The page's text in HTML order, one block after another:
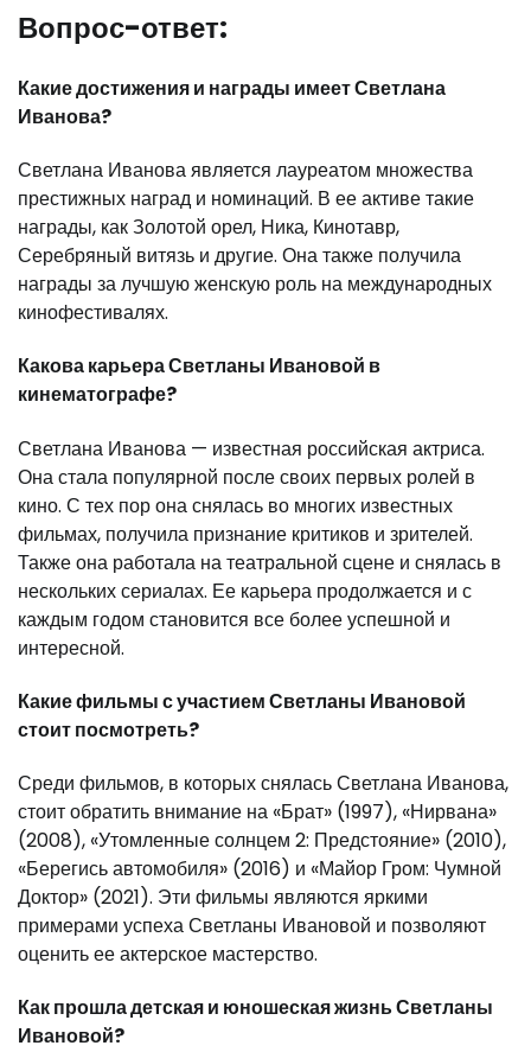
Вопрос-ответ:
Какие достижения и награды имеет Светлана
Иванова?
Светлана Иванова является лауреатом множества
престижных наград и номинаций. В ее активе такие
награды, как Золотой орел, Ника, Кинотавр,
Серебряный витязь и другие. Она также получила
награды за лучшую женскую роль на международных
кинофестивалях.
Какова карьера Светланы Ивановой в
кинематографе?
Светлана Иванова — известная российская актриса.
Она стала популярной после своих первых ролей в
кино. С тех пор она снялась во многих известных
фильмах, получила признание критиков и зрителей.
Также она работала на театральной сцене и снялась в
нескольких сериалах. Ее карьера продолжается и с
каждым годом становится все более успешной и
интересной.
Какие фильмы с участием Светланы Ивановой
стоит посмотреть?
Среди фильмов, в которых снялась Светлана Иванова,
стоит обратить внимание на «Брат» (1997), «Нирвана»
(2008), «Утомленные солнцем 2: Предстояние» (2010),
«Берегись автомобиля» (2016) и «Майор Гром: Чумной
Доктор» (2021). Эти фильмы являются яркими
примерами успеха Светланы Ивановой и позволяют
оценить ее актерское мастерство.
Как прошла детская и юношеская жизнь Светланы
Ивановой?